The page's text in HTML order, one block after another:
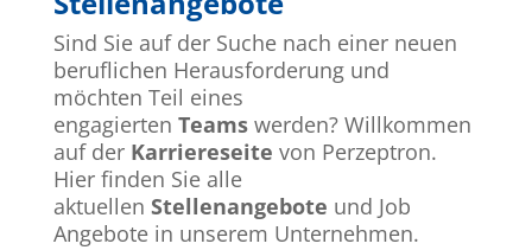
Sind Sie auf der Suche nach einer neuen
beruflichen Herausforderung und
möchten Teil eines
engagierten Teams werden? Willkommen
auf der Karriereseite von Perzeptron.
Hier finden Sie alle
aktuellen Stellenangebote und Job
Angebotein unserem Unternehmen.